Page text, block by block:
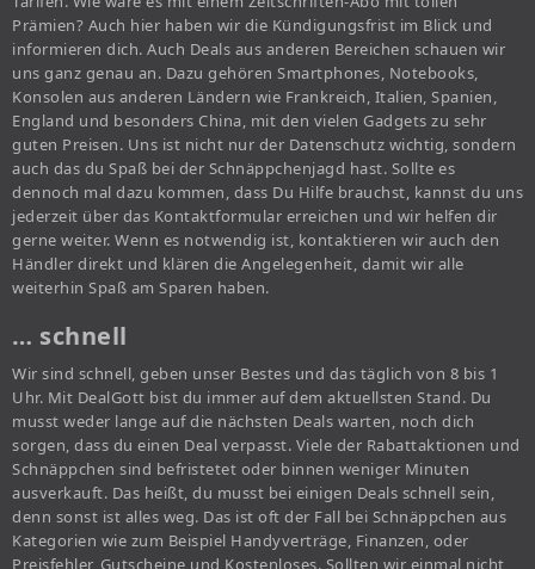
Prämien? Auch hier haben wir die Kündigungsfrist im Blick und
informieren dich. Auch Deals aus anderen Bereichen schauen wir
uns ganz genau an. Dazu gehören Smartphones, Notebooks,
Konsolen aus anderen Ländern wie Frankreich, Italien, Spanien,
England und besonders China, mit den vielen Gadgets zu sehr
guten Preisen. Uns ist nicht nur der Datenschutz wichtig, sondern
auch das du Spaß bei der Schnäppchenjagd hast. Sollte es
dennoch mal dazu kommen, dass Du Hilfe brauchst, kannst du uns
jederzeit über das Kontaktformular erreichen und wir helfen dir
gerne weiter. Wenn es notwendig ist, kontaktieren wir auch den
Händler direkt und klären die Angelegenheit, damit wir alle
weiterhin Spaß am Sparen haben.
… schnell
Wir sind schnell, geben unser Bestes und das täglich von 8 bis 1
Uhr. Mit DealGott bist du immer auf dem aktuellsten Stand. Du
musst weder lange auf die nächsten Deals warten, noch dich
sorgen, dass du einen Deal verpasst. Viele der Rabattaktionen und
Schnäppchen sind befristetet oder binnen weniger Minuten
ausverkauft. Das heißt, du musst bei einigen Deals schnell sein,
denn sonst ist alles weg. Das ist oft der Fall bei Schnäppchen aus
Kategorien wie zum Beispiel Handyverträge, Finanzen, oder
Preisfehler, Gutscheine und Kostenloses. Sollten wir einmal nicht